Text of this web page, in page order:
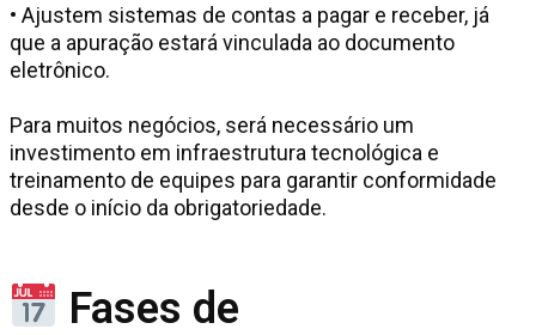
• Ajustem sistemas de contas a pagar e receber, já
que a apuração estará vinculada ao documento
eletrônico.
Para muitos negócios, será necessário um
investimento em infraestrutura tecnológica e
treinamento de equipes para garantir conformidade
desde o início da obrigatoriedade.
Fases de